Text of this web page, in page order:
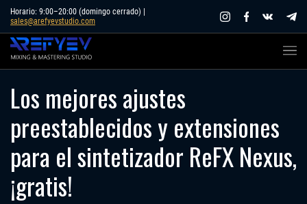
Skip
content
Horario: 9:00–20:00 (domingo cerrado) |
sales@arefyevstudio.com
Los mejores ajustes
preestablecidos y extensiones
para el sintetizador ReFX Nexus,
¡gratis!